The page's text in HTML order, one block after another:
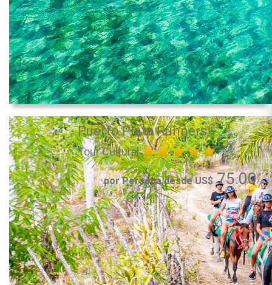
Puerto Plata Runners
Tour Cultural
por Persona desde US$75.00